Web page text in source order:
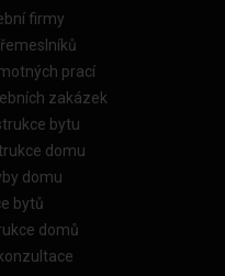
firmy
prací
zakázek
bytu
domu
domu
bytů
domů